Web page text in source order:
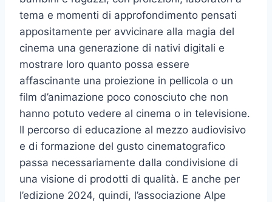
tema e momenti di approfondimento pensati
appositamente per avvicinare alla magia del
cinema una generazione di nativi digitali e
mostrare loro quanto possa essere
affascinante una proiezione in pellicola o un
film d’animazione poco conosciuto che non
hanno potuto vedere al cinema o in televisione.
Il percorso di educazione al mezzo audiovisivo
e di formazione del gusto cinematografico
passa necessariamente dalla condivisione di
una visione di prodotti di qualità. E anche per
l’edizione 2024, quindi, l’associazione Alpe